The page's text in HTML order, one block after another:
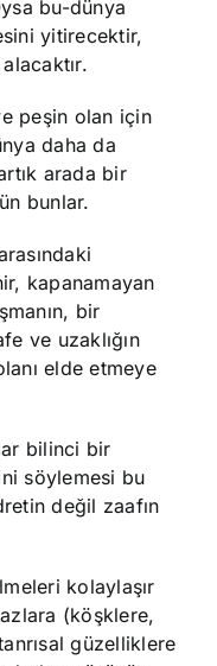
bu-dünya
yitirecektir,
peşin olan için
daha da
arada bir
bunlar.
kapanamayan
bir
ve uzaklığın
elde etmeye
bilinci bir
söylemesi bu
değil zaafın
kolaylaşır
(köşklere,
güzelliklere